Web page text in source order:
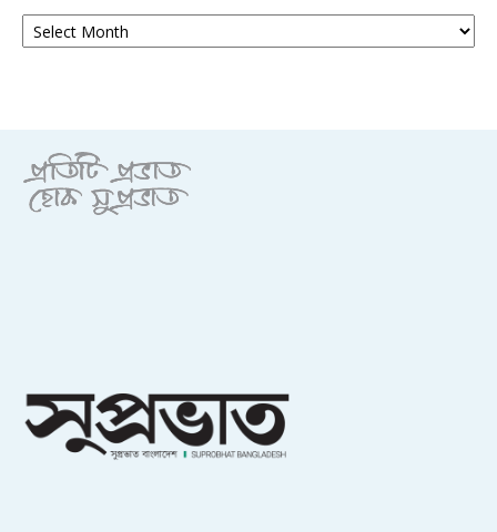
আর্কাইভ